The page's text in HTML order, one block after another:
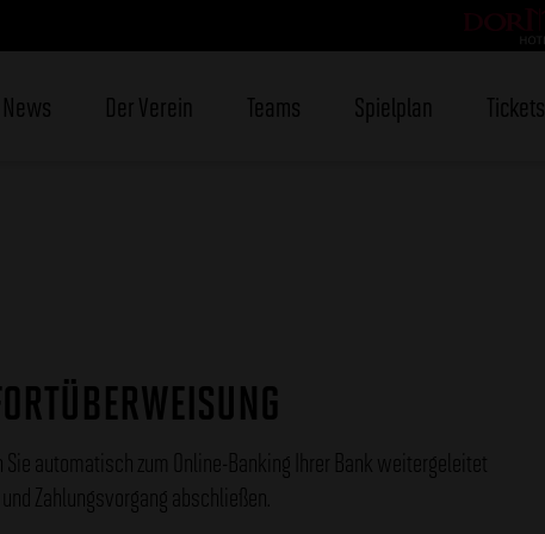
News Der Verein Teams Spielplan Tickets
automatisch zum Online-Banking Ihrer Bank weitergeleitet
Zahlungsvorgang abschließen.